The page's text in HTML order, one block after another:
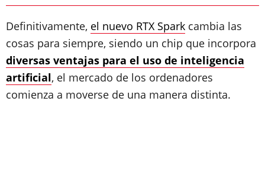
Definitivamente, el nuevo RTX Spark cambia las
cosas para siempre, siendo un chip que incorpora
diversas ventajas para el uso de inteligencia
artificial, el mercado de los ordenadores
comienza a moverse de una manera distinta.